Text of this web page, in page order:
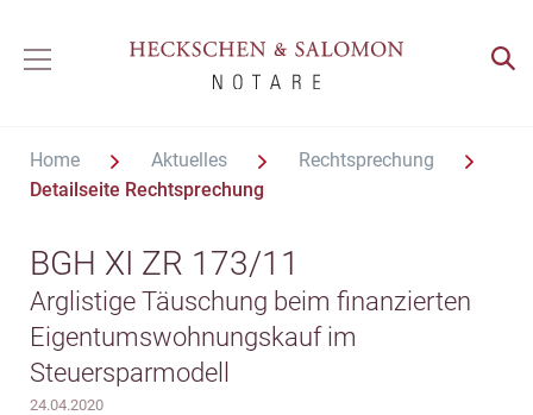
Home Aktuelles
Rechtsprechung
Detailseite Rechtsprechung
BGH XI ZR 173/11
Arglistige Täuschung beim finanzierten
Eigentumswohnungskauf im
Steuersparmodell
24.04.2020